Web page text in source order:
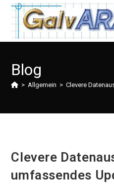
Zum
Inhalt
springen
Blog
> Allgemein > Clevere
Clevere
umfassendes